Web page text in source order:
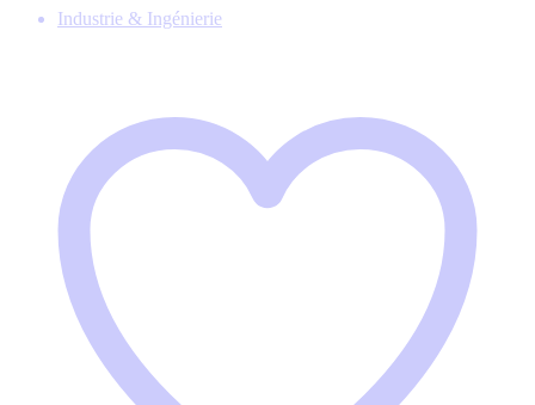
Industrie & Ingénierie